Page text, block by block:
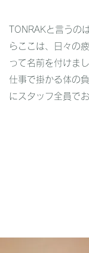
TONRAKと言うの
らここは、日々の
って名前を付けまし
仕事で掛かる体の
にスタッフ全員で